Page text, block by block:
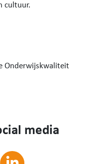
cultuur.
Onderwijskwaliteit
media